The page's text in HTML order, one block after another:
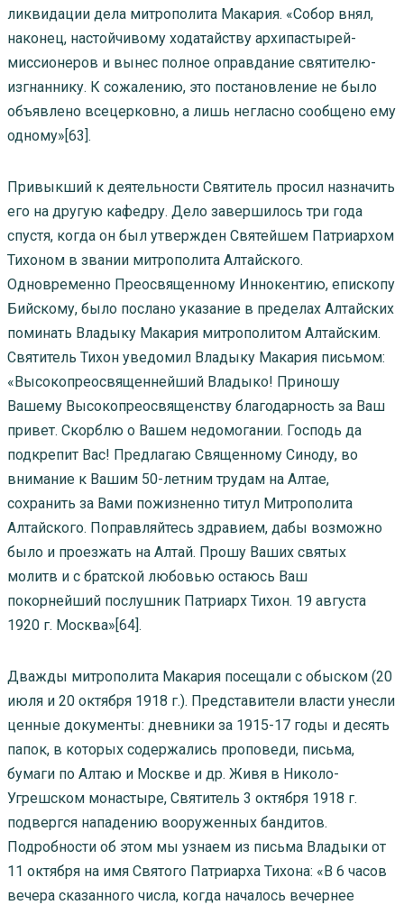
ликвидации дела митрополита Макария. «Собор внял,
наконец, настойчивому ходатайству архипастырей-
миссионеров и вынес полное оправдание святителю-
изгнаннику. К сожалению, это постановление не было
объявлено всецерковно, а лишь негласно сообщено ему
одному»[63].
Привыкший к деятельности Святитель просил назначить
его на другую кафедру. Дело завершилось три года
спустя, когда он был утвержден Святейшем Патриархом
Тихоном в звании митрополита Алтайского.
Одновременно Преосвященному Иннокентию, епископу
Бийскому, было послано указание в пределах Алтайских
поминать Владыку Макария митрополитом Алтайским.
Святитель Тихон уведомил Владыку Макария письмом:
«Высокопреосвященнейший Владыко! Приношу
Вашему Высокопреосвященству благодарность за Ваш
привет. Скорблю о Вашем недомогании. Господь да
подкрепит Вас! Предлагаю Священному Синоду, во
внимание к Вашим 50-летним трудам на Алтае,
сохранить за Вами пожизненно титул Митрополита
Алтайского. Поправляйтесь здравием, дабы возможно
было и проезжать на Алтай. Прошу Ваших святых
молитв и с братской любовью остаюсь Ваш
покорнейший послушник Патриарх Тихон. 19 августа
1920 г. Москва»[64].
Дважды митрополита Макария посещали с обыском (20
июля и 20 октября 1918 г.). Представители власти унесли
ценные документы: дневники за 1915-17 годы и десять
папок, в которых содержались проповеди, письма,
бумаги по Алтаю и Москве и др. Живя в Николо-
Угрешском монастыре, Святитель 3 октября 1918 г.
подвергся нападению вооруженных бандитов.
Подробности об этом мы узнаем из письма Владыки от
11 октября на имя Святого Патриарха Тихона: «В 6 часов
вечера сказанного числа, когда началось вечернее